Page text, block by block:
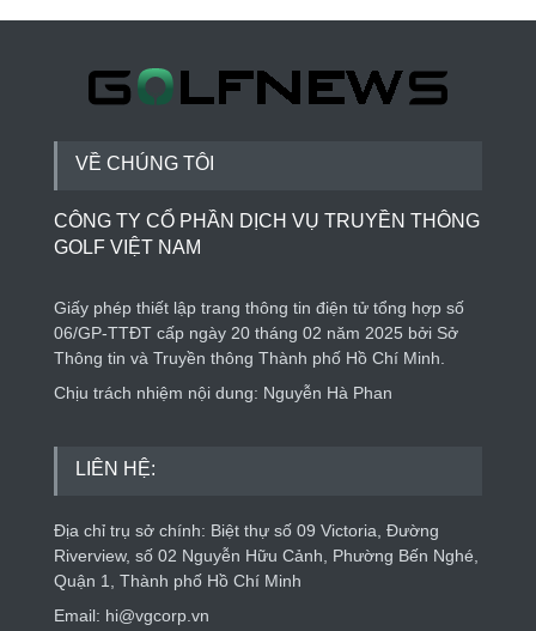
Thành lập Trung tâm Giải mã lượng tử Quang
Phong cách sống 3 ngày trước
VỀ CHÚNG TÔI
CÔNG TY CỔ PHẦN DỊCH VỤ TRUYỀN THÔNG
GOLF VIỆT NAM
Giấy phép thiết lập trang thông tin điện tử tổng hợp số
06/GP-TTĐT cấp ngày 20 tháng 02 năm 2025 bởi Sở
Thông tin và Truyền thông Thành phố Hồ Chí Minh.
Chịu trách nhiệm nội dung: Nguyễn Hà Phan
LIÊN HỆ:
Địa chỉ trụ sở chính: Biệt thự số 09 Victoria, Đường
Riverview, số 02 Nguyễn Hữu Cảnh, Phường Bến Nghé,
Quận 1, Thành phố Hồ Chí Minh
Email: hi@vgcorp.vn